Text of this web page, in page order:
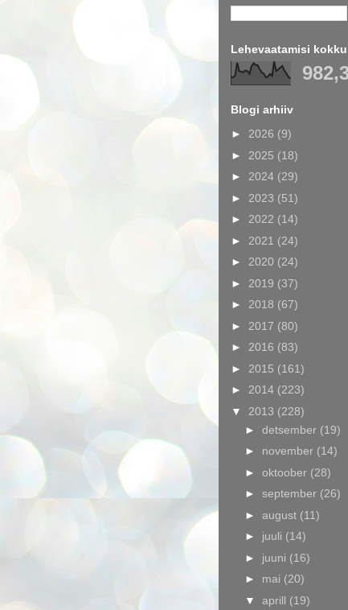
Lehevaatamisi kokku
Blogi arhiiv
► 2026 (9)
► 2025 (18)
► 2024 (29)
► 2023 (51)
► 2022 (14)
► 2021 (24)
► 2020 (24)
► 2019 (37)
► 2018 (67)
► 2017 (80)
► 2016 (83)
► 2015 (161)
► 2014 (223)
▼ 2013 (228)
► detsember (19)
► november (14)
► oktoober (28)
► september (26)
► august (11)
► juuli (14)
► juuni (16)
► mai (20)
▼ aprill (19)